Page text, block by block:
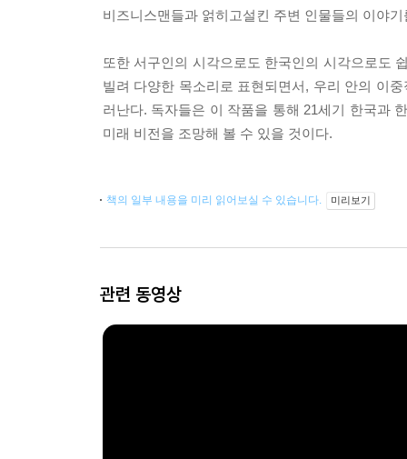
비즈니스맨들과 얽히고설킨 주변 인물들의 이야
또한 서구인의 시각으로도 한국인의 시각으로도
빌려 다양한 목소리로 표현되면서, 우리 안의 이
러난다. 독자들은 이 작품을 통해 21세기 한국과
미래 비전을 조망해 볼 수 있을 것이다.
책의 일부 내용을 미리 읽어보실 수 있습니다. 미리보기
관련 동영상